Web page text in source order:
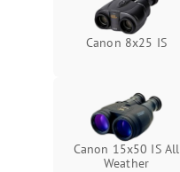
Canon 8x25 IS
Canon 15x50 IS All
Weather